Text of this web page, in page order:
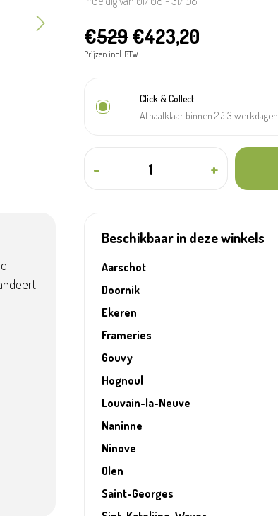
€529€423,20
Prijzen incl. BTW
Click & Collect
Afhaalklaar binnen 2 à 3 werkdagen
+
-
Beschikbaar in deze winkels
Aarschot
Doornik
Ekeren
Frameries
Gouvy
Hognoul
Louvain-la-Neuve
Naninne
Ninove
Olen
Saint-Georges